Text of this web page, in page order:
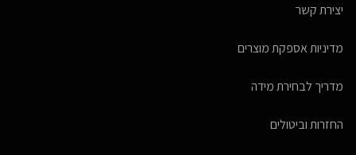
יצירת קשר
מדיניות אספקת מוצרים
מדריך לבחירת מידה
החזרות וביטולים